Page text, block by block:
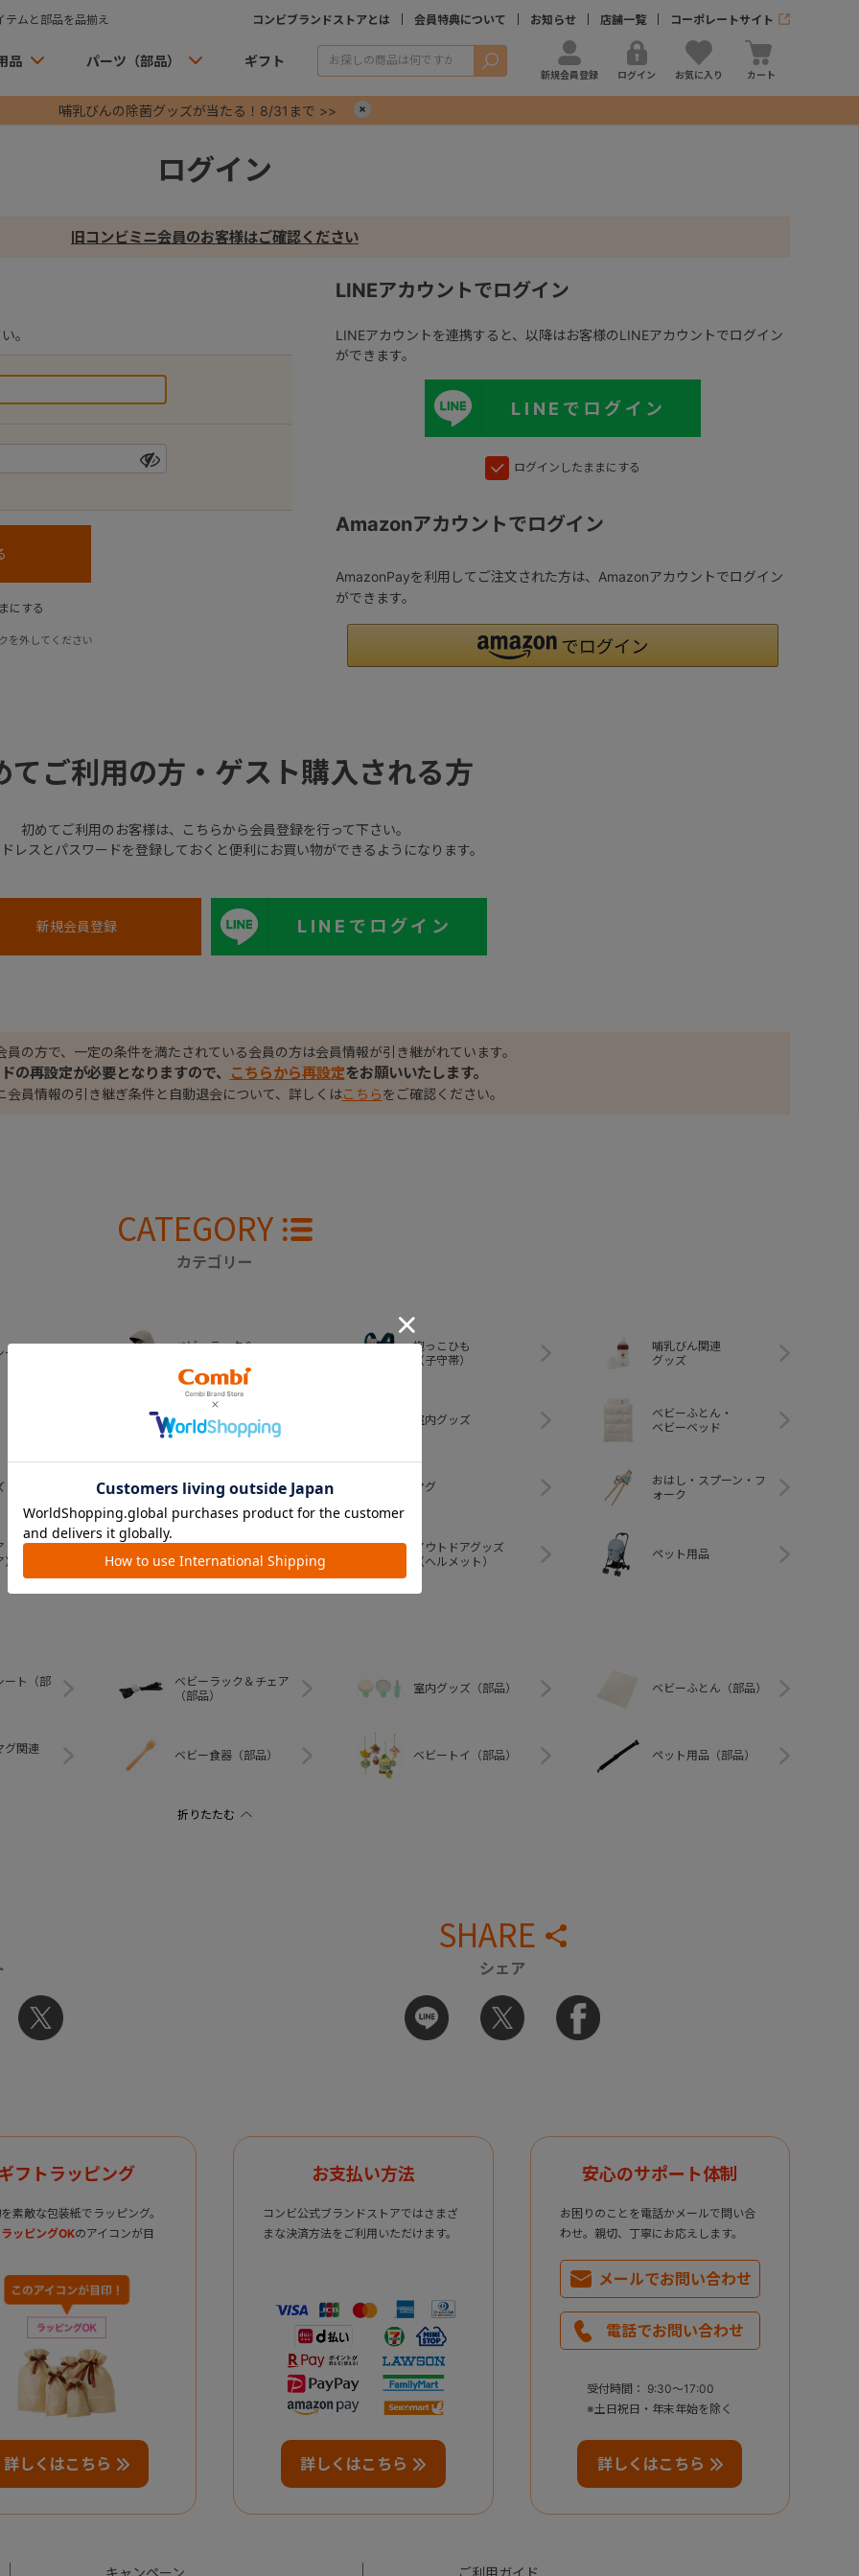
ムと部品を品揃え コンビブランドストアとは 会員特典について お知らせ 店舗一覧 コーポレートサイト
品 パーツ（部品） ギフト 検索
新規会員登録 ログイン お気に入り カート
哺乳びんの除菌グッズが当たる！8/31まで >>
ログイン
旧コンビミニ会員のお客様はご確認ください
。
にする
を外してください
LINEアカウントでログイン
LINEアカウントを連携すると、以降はお客様のLINEアカウントでログイン
ができます。
LINEでログイン
ログインしたままにする
Amazonアカウントでログイン
AmazonPayを利用してご注文された方は、Amazonアカウントでログイン
ができます。
てご利用の方・ゲスト購入される方
初めてご利用のお客様は、こちらから会員登録を行って下さい。
レスとパスワードを登録しておくと便利にお買い物ができるようになります。
LINEでログイン
員の方で、一定の条件を満たされている会員の方は会員情報が引き継がれています。
の再設定が必要となりますので、 こちらから再設定をお願いいたします。
会員情報の引き継ぎ条件と自動退会について、詳しくはこちらをご確認ください。
CATEGORY
カテゴリー
ト
ベビーラック＆
抱っこひも
（子守帯）
哺乳びん関連
グッズ
おむつ・
トイレグッズ
室内グッズ
ベビーふとん・
ベビーベッド
ベビー食器 マグ
おはし・スプーン・フ
ォーク
ベビートイ
アウトドアグッズ
（ヘルメット）
ペット用品
ート（部
ベビーラック＆チェア
（部品）
室内グッズ（部品） ベビーふとん（部品）
グ関連
ベビー食器（部品） ベビートイ（部品） ペット用品（部品）
SHARE
シェア
フトラッピング
素敵な包装紙でラッピング。
ッピングOKのアイコンが目
詳しくはこちら
お支払い方法
コンビ公式ブランドストアではさまざ
まな決済方法をご利用いただけます。
詳しくはこちら
安心のサポート体制
お困りのことを電話かメールで問い合
わせ。親切、丁寧にお応えします。
メールでお問い合わせ
電話でお問い合わせ
受付時間： 9:30～17:00
※土日祝日・年末年始を除く
詳しくはこちら
キャンペーン ご利用ガイド